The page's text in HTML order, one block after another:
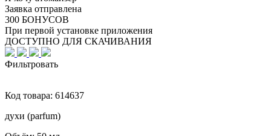
Заявка отправлена
300 БОНУСОВ
При первой установке приложения
ДОСТУПНО ДЛЯ СКАЧИВАНИЯ
Фильтровать
Код товара: 614637
духи (parfum)